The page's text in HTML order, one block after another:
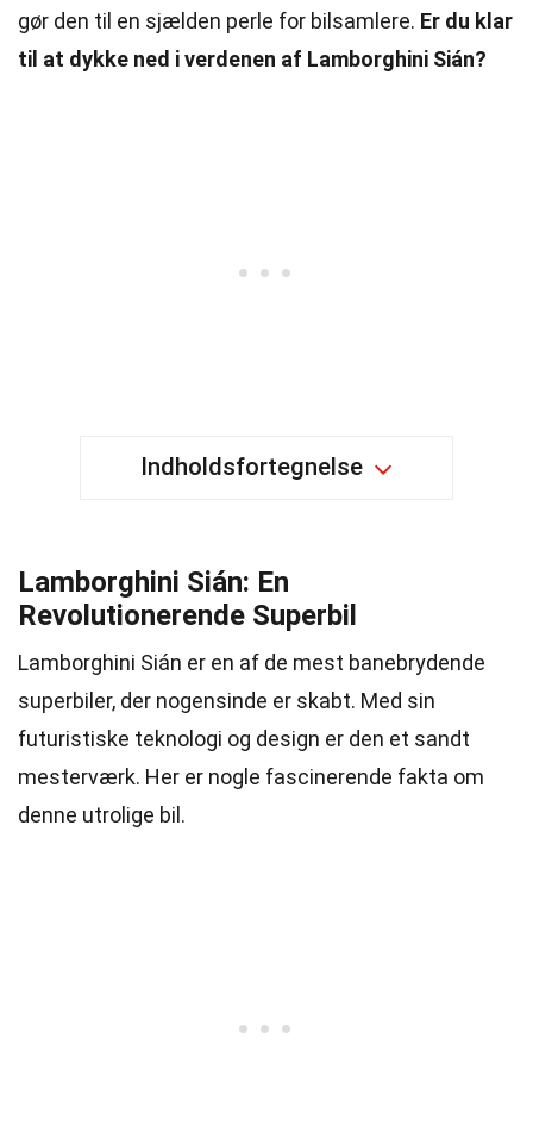
gør den til en sjælden perle for bilsamlere. Er du klar
til at dykke ned i verdenen af Lamborghini Sián?
Indholdsfortegnelse
Lamborghini Sián: En
Revolutionerende Superbil
Lamborghini Sián er en af de mest banebrydende
superbiler, der nogensinde er skabt. Med sin
futuristiske teknologi og design er den et sandt
mesterværk. Her er nogle fascinerende fakta om
denne utrolige bil.